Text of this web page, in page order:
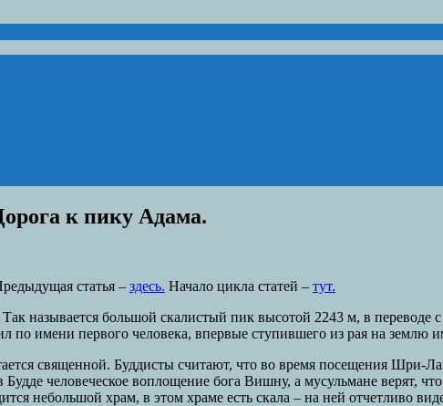
к пику Адама.
статья – здесь. Начало цикла статей – тут.
большой скалистый пик высотой 2243 м, в переводе с
по имени первого человека, впервые ступившего из рая на землю
священной. Буддисты считают, что во время посещения Шри-
человеческое воплощение бога Вишну, а мусульмане верят,
небольшой храм, в этом храме есть скала – на ней отчетливо